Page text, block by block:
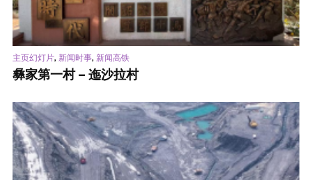
主页幻灯片, 新闻时事, 新闻高铁
彝家第一村 – 迤沙拉村